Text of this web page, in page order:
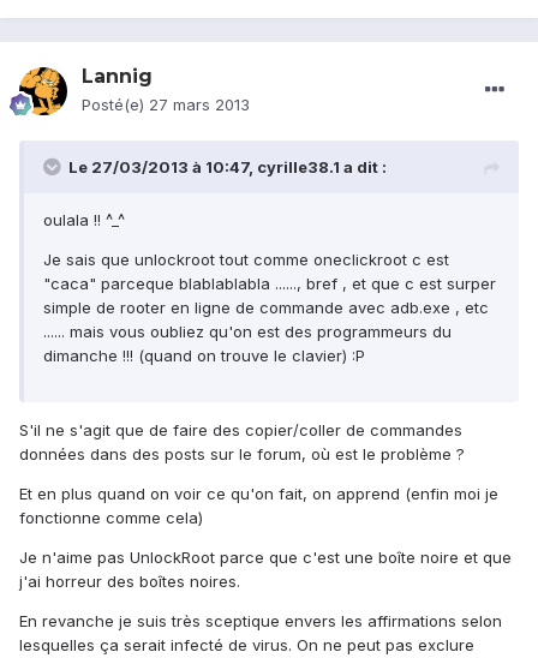
Lannig
Posté(e) 27 mars 2013
Le 27/03/2013 à 10:47, cyrille38.1 a dit :
oulala !! ^_^
Je sais que unlockroot tout comme oneclickroot c est
"caca" parceque blablablabla ......, bref , et que c est surper
simple de rooter en ligne de commande avec adb.exe , etc
...... mais vous oubliez qu'on est des programmeurs du
dimanche !!! (quand on trouve le clavier) :P
S'il ne s'agit que de faire des copier/coller de commandes
données dans des posts sur le forum, où est le problème ?
Et en plus quand on voir ce qu'on fait, on apprend (enfin moi je
fonctionne comme cela)
Je n'aime pas UnlockRoot parce que c'est une boîte noire et que
j'ai horreur des boîtes noires.
En revanche je suis très sceptique envers les affirmations selon
lesquelles ça serait infecté de virus. On ne peut pas exclure